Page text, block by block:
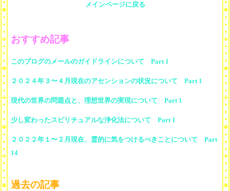
メインページに戻る
おすすめ記事
このブログのメールのガイドラインについて Part 1
２０２４年３〜４月現在のアセンションの状況について Part 1
現代の世界の問題点と、理想世界の実現について Part 1
少し変わったスピリチュアルな浄化法について Part 1
２０２２年１〜２月現在、霊的に気をつけるべきことについて Part
14
過去の記事